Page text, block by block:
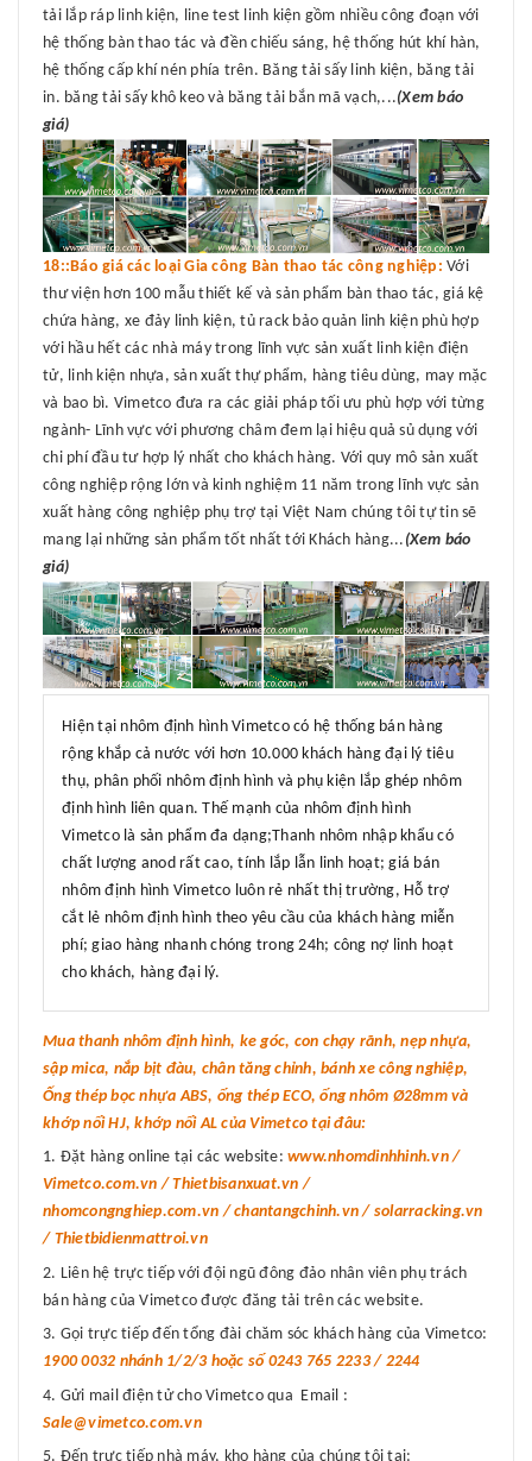
tải lắp ráp linh kiện, line test linh kiện gồm nhiều công đoạn với
hệ thống bàn thao tác và đền chiếu sáng, hệ thống hút khí hàn,
hệ thống cấp khí nén phía trên. Băng tải sấy linh kiện, băng tải
in. băng tải sấy khô keo và băng tải bắn mã vạch,...(Xem báo
giá)
18::Báo giá các loại Gia công Bàn thao tác công nghiệp: Với
thư viện hơn 100 mẫu thiết kế và sản phẩm bàn thao tác, giá kệ
chứa hàng, xe đảy linh kiện, tủ rack bảo quản linh kiện phù hợp
với hầu hết các nhà máy trong lĩnh vực sản xuất linh kiện điện
tử, linh kiện nhựa, sản xuất thự phẩm, hàng tiêu dùng, may mặc
và bao bì. Vimetco đưa ra các giải pháp tối ưu phù hợp với từng
ngành- Lĩnh vực với phương châm đem lại hiệu quả sủ dụng với
chi phí đầu tư hợp lý nhất cho khách hàng. Với quy mô sản xuất
công nghiệp rộng lớn và kinh nghiệm 11 năm trong lĩnh vực sản
xuất hàng công nghiệp phụ trợ tại Việt Nam chúng tôi tự tin sẽ
mang lại những sản phẩm tốt nhất tới Khách hàng... (Xem báo
giá)
Hiện tại nhôm định hình Vimetco có hệ thống bán hàng
rộng khắp cả nước với hơn 10.000 khách hàng đại lý tiêu
thụ, phân phối nhôm định hình và phụ kiện lắp ghép nhôm
định hình liên quan. Thế mạnh của nhôm định hình
Vimetco là sản phẩm đa dạng;Thanh nhôm nhập khẩu có
chất lượng anod rất cao, tính lắp lẫn linh hoạt; giá bán
nhôm định hình Vimetco luôn rẻ nhất thị trường, Hỗ trợ
cắt lẻ nhôm định hình theo yêu cầu của khách hàng miễn
phí; giao hàng nhanh chóng trong 24h; công nợ linh hoạt
cho khách, hàng đại lý.
Mua thanh nhôm định hình, ke góc, con chạy rãnh, nẹp nhựa,
sập mica, nắp bịt đàu, chân tăng chỉnh, bánh xe công nghiệp,
Ống thép bọc nhựa ABS, ống thép ECO, ống nhôm Ø28mm và
khớp nối HJ, khớp nối AL của Vimetco tại đâu:
Đặt hàng online tại các website: www.nhomdinhhinh.vn /
Vimetco.com.vn / Thietbisanxuat.vn /
nhomcongnghiep.com.vn / chantangchinh.vn / solarracking.vn
/ Thietbidienmattroi.vn
Liên hệ trực tiếp với đội ngũ đông đảo nhân viên phụ trách
bán hàng của Vimetco được đăng tải trên các website.
Gọi trực tiếp đến tổng đài chăm sóc khách hàng của Vimetco:
1900 0032 nhánh 1/2/3 hoặc số 0243 765 2233 / 2244
Gửi mail điện tử cho Vimetco qua Email :
Sale@vimetco.com.vn
Đến trực tiếp nhà máy, kho hàng của chúng tôi tại: